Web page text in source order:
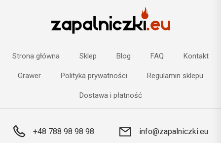
Strona główna Sklep Blog FAQ Kontakt
Grawer Polityka prywatności Regulamin sklepu
Dostawa i płatność
+48 788 98 98 98 info@zapalniczki.eu